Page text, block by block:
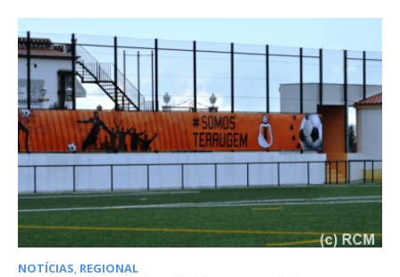
NOTÍCIAS, REGIONAL